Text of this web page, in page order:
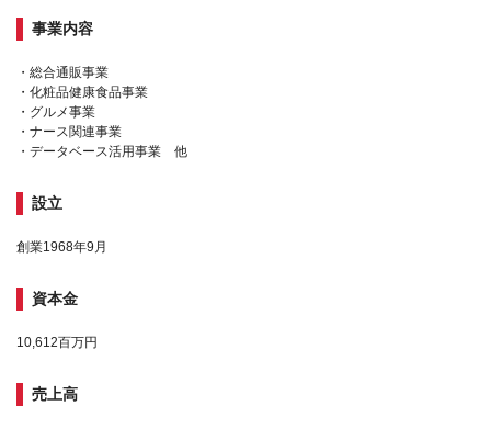
事業内容
・総合通販事業
・化粧品健康食品事業
・グルメ事業
・ナース関連事業
・データベース活用事業 他
設立
創業1968年9月
資本金
10,612百万円
売上高